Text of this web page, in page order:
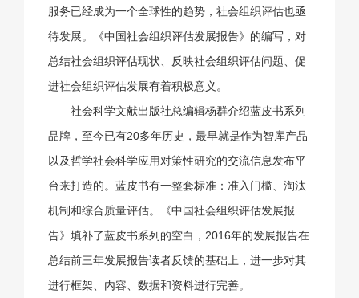
服务已经成为一个全球性的趋势，社会组织评估也亟
待发展。《中国社会组织评估发展报告》的编写，对
总结社会组织评估现状、反映社会组织评估问题、促
进社会组织评估发展有着积极意义。
社会科学文献出版社总编辑杨群介绍蓝皮书系列
品牌，至今已有20多年历史，最早就是作为智库产品
以及哲学社会科学应用对策性研究的交流信息发布平
台来打造的。蓝皮书有一整套标准：准入门槛、淘汰
机制和综合质量评估。《中国社会组织评估发展报
告》填补了蓝皮书系列的空白，2016年的发展报告在
总结前三年发展报告读者反馈的基础上，进一步对其
进行框架、内容、数据和资料进行完善。